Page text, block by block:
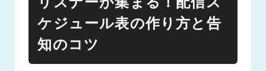
ケジュール表の作り方と告
知のコツ